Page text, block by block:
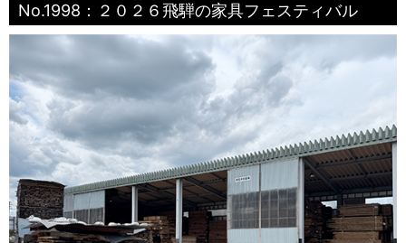
No.1998：２０２６飛騨の家具フェスティバル